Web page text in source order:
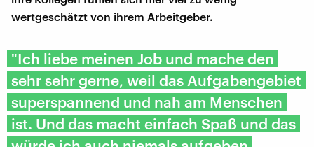
wertgeschätzt von ihrem Arbeitgeber.
"Ich liebe meinen Job und mache den
sehr sehr gerne, weil das Aufgabengebiet
superspannend und nah am Menschen
ist. Und das macht einfach Spaß und das